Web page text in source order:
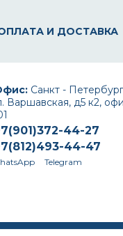
И ДОСТАВКА
Санкт -
Варшавская, д5 к2,
44-27
44-47
Telegram